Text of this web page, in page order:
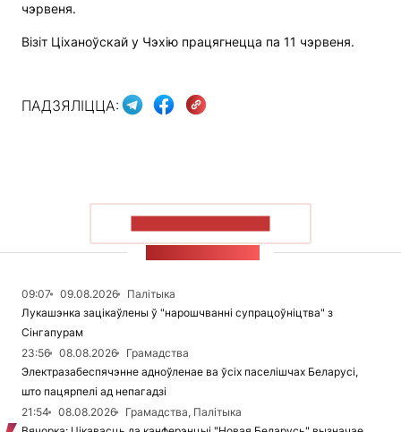
чэрвеня.
Візіт Ціханоўскай у Чэхію працягнецца па 11 чэрвеня.
ПАДЗЯЛІЦЦА:
09:07 09.08.2026
Палітыка
Лукашэнка зацікаўлены ў "нарошчванні супрацоўніцтва" з
Сінгапурам
23:56
08.08.2026
Грамадства
Электразабеспячэнне адноўленае ва ўсіх паселішчах Беларусі,
што пацярпелі ад непагадзі
21:54
08.08.2026
Грамадства, Палітыка